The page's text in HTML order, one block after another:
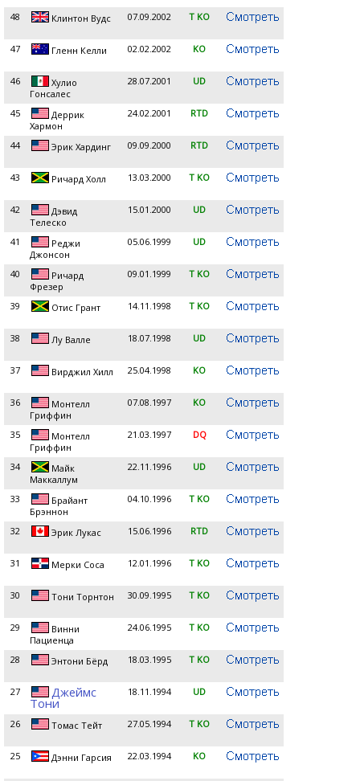
48 Клинтон Вудс 07.09.2002 T KO
47 Гленн Келли 02.02.2002 KO
46
Хулио
Гонсалес
28.07.2001 UD
45
Деррик
Хармон
24.02.2001 RTD
44 Эрик Хардинг 09.09.2000 RTD
43 Ричард Холл 13.03.2000 T KO
42
Дэвид
Телеско
15.01.2000 UD
41
Реджи
Джонсон
05.06.1999 UD
40
Ричард
Фрезер
09.01.1999 T KO
39 Отис Грант 14.11.1998 T KO
38 Лу Валле 18.07.1998 UD
37 Вирджил Хилл 25.04.1998 KO
36
Монтелл
Гриффин
07.08.1997 KO
35
Монтелл
Гриффин
21.03.1997 DQ
34
Майк
Маккаллум
22.11.1996 UD
33
Брайант
Брэннон
04.10.1996 T KO
32 Эрик Лукас 15.06.1996 RTD
31 Мерки Соса 12.01.1996 T KO
30 Тони Торнтон 30.09.1995 T KO
29
Винни
Пациенца
24.06.1995 T KO
28 Энтони Бёрд 18.03.1995 T KO
27 Джеймс
Тони
18.11.1994 UD
26 Томас Тейт 27.05.1994 T KO
25 Дэнни Гарсия 22.03.1994 KO